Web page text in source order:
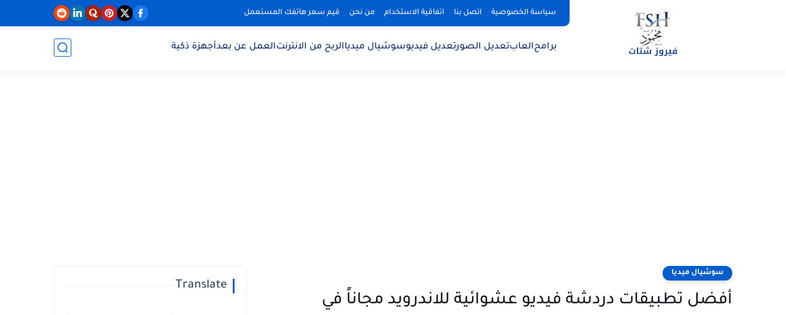
سياسة الخصوصية اتصل بنا اتفاقية الاستخدام من نحن قيم سعر هاتفك المستعمل
برامجالعابتعديل الصورتعديل فيديوسوشيال ميدياالربح من الانترنتالعمل عن بعدأجهزة ذكية
سوشيال ميديا
أفضل تطبيقات دردشة فيديو عشوائية للاندرويد مجاناً في
Translate